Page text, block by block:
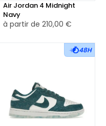
Air Jordan 4 Midnight
Navy
à partir de 210,00 €
48H